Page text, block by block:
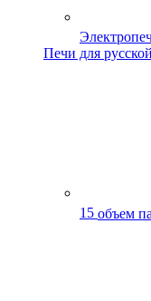
Печи для
15 объем